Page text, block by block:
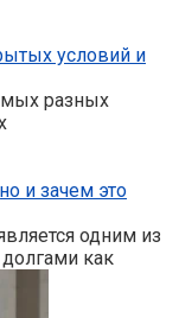
условий и
разных
и зачем это
одним из
как